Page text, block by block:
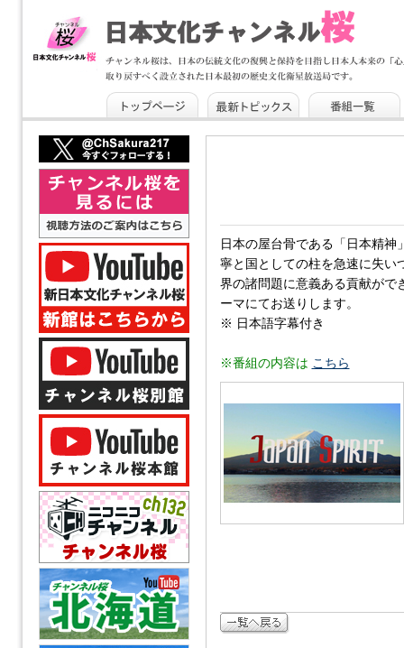
日本の屋台骨である「日本精
寧と国としての柱を急速に失い
界の諸問題に意義ある貢献がで
ーマにてお送りします。
※ 日本語字幕付き
※番組の内容は こちら